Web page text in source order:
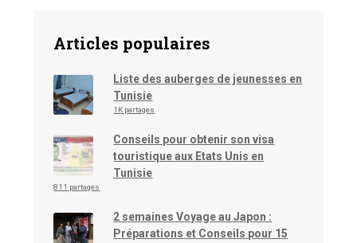
Articles populaires
Liste des auberges de jeunesses en
Tunisie
1K partages
Conseils pour obtenir son visa
touristique aux Etats Unis en
Tunisie
811 partages
2 semaines Voyage au Japon :
Préparations et Conseils pour 15